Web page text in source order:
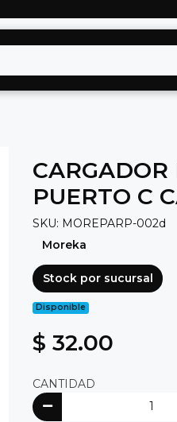
PUERTO C
SKU: MOREPARP-002d
Moreka
Stock por sucursal
Disponible
$ 32.00
CANTIDAD